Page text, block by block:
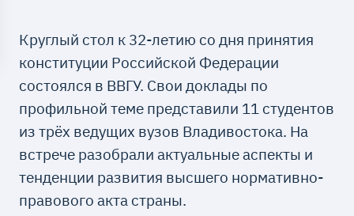
Круглый стол к 32-летию со дня принятия
конституции Российской Федерации
состоялся в ВВГУ. Свои доклады по
профильной теме представили 11 студентов
из трёх ведущих вузов Владивостока. На
встрече разобрали актуальные аспекты и
тенденции развития высшего нормативно-
правового акта страны.